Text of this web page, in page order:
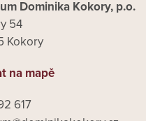
Dominika Kokory, p.o.
54
Kokory
na mapě
617